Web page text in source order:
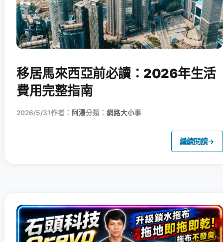
移居馬來西亞前必讀：2026年生活
費用完整指南
2026/5/31作者： 阿湯分類： 網路大小事
繼續閱讀→